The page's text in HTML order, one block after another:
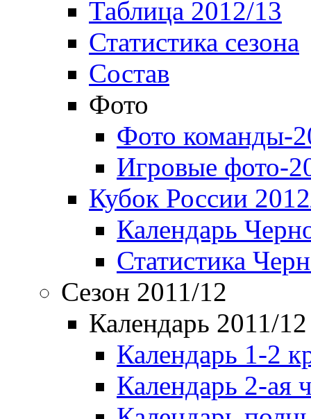
Таблица 2012/13
Статистика сезона
Состав
Фото
Фото команды-
Игровые фото-
Кубок России
Календарь
Статистика
Сезон 2011/12
Календарь 2011/12
Календарь 1-2
Календарь 2-ая